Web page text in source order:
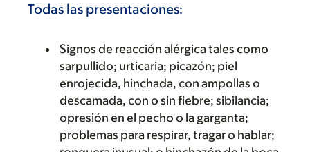
Todas las presentaciones:
Signos de reacción alérgica tales como
sarpullido; urticaria; picazón; piel
enrojecida, hinchada, con ampollas o
descamada, con o sin fiebre; sibilancia;
opresión en el pecho o la garganta;
problemas para respirar, tragar o hablar;